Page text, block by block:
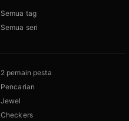
Semua tag
Semua seri
2 pemain pesta
Pencarian
Jewel
Checkers